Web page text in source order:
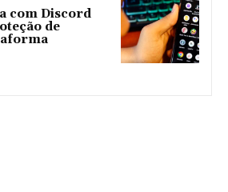
com Discord
de